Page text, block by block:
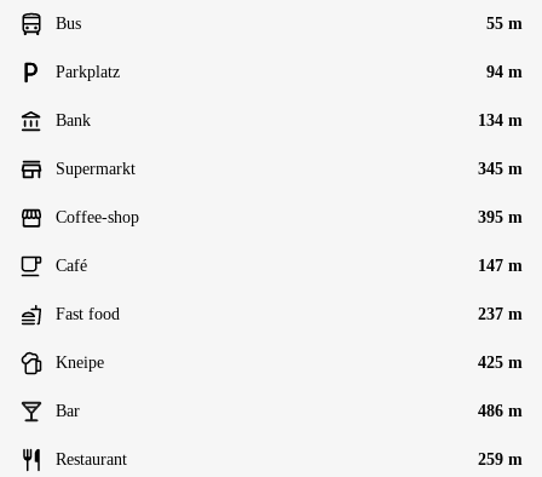
Bus 55 m
Parkplatz 94 m
Bank 134 m
Supermarkt 345 m
Coffee-shop 395 m
Café 147 m
Fast food 237 m
Kneipe 425 m
Bar 486 m
Restaurant 259 m